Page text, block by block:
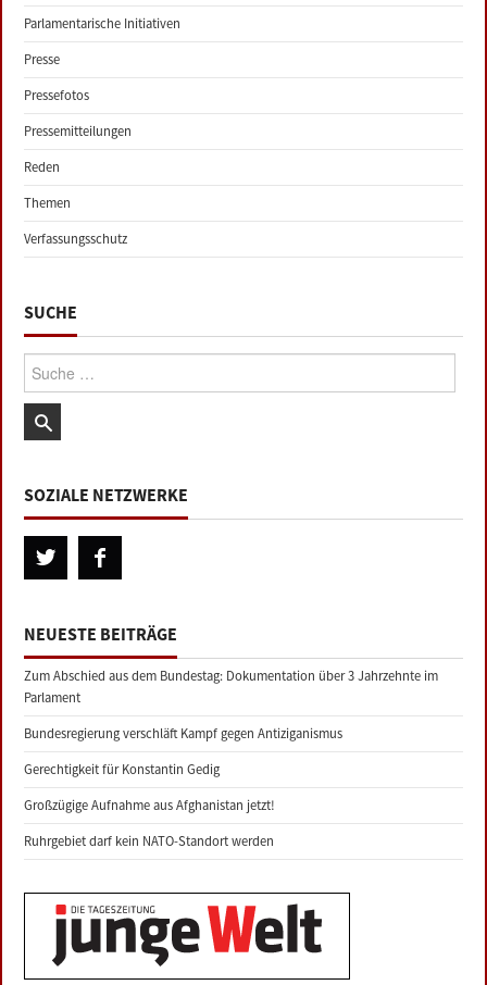
Parlamentarische Initiativen
Presse
Pressefotos
Pressemitteilungen
Reden
Themen
Verfassungsschutz
SUCHE
Suche:
SOZIALE NETZWERKE
NEUESTE BEITRÄGE
Zum Abschied aus dem Bundestag: Dokumentation über 3 Jahrzehnte im
Parlament
Bundesregierung verschläft Kampf gegen Antiziganismus
Gerechtigkeit für Konstantin Gedig
Großzügige Aufnahme aus Afghanistan jetzt!
Ruhrgebiet darf kein NATO-Standort werden